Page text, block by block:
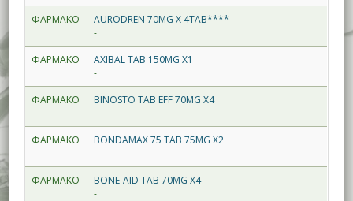
ΦΑΡΜΑΚΟ
AURODREN 70MG X 4TAB****
-
ΦΑΡΜΑΚΟ
AXIBAL TAB 150MG X1
-
ΦΑΡΜΑΚΟ
BINOSTO TAB EFF 70MG X4
-
ΦΑΡΜΑΚΟ
BONDAMAX 75 TAB 75MG X2
-
ΦΑΡΜΑΚΟ
BONE-AID TAB 70MG X4
-